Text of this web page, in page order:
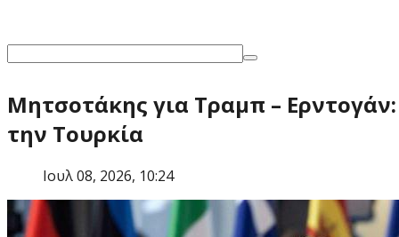
Μητσοτάκης για Τραμπ –
την Τουρκία
Ιουλ 08, 2026, 10:24